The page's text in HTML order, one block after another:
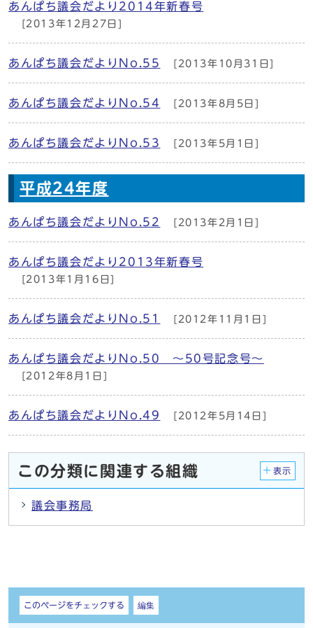
あんぱち議会だより2014年新春号
[2013年12月27日]
あんぱち議会だよりNo.55 [2013年10月31日]
あんぱち議会だよりNo.54 [2013年8月5日]
あんぱち議会だよりNo.53 [2013年5月1日]
平成24年度
あんぱち議会だよりNo.52 [2013年2月1日]
あんぱち議会だより2013年新春号
[2013年1月16日]
あんぱち議会だよりNo.51 [2012年11月1日]
あんぱち議会だよりNo.50 ～50号記念号～
[2012年8月1日]
あんぱち議会だよりNo.49 [2012年5月14日]
この分類に関連する組織 表示
議会事務局
しおり
このページをチェックする 編集